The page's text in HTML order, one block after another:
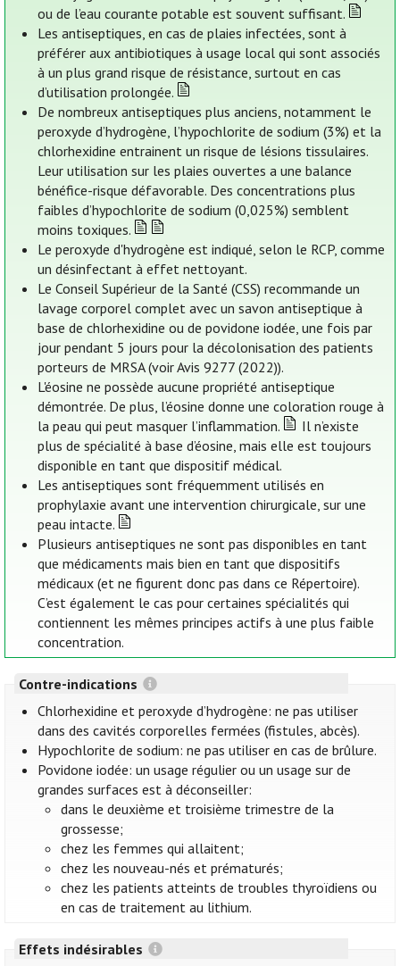
ou de l’eau courante potable est souvent suffisant.
Les antiseptiques, en cas de plaies infectées, sont à
préférer aux antibiotiques à usage local qui sont associés
à un plus grand risque de résistance, surtout en cas
d’utilisation prolongée.
De nombreux antiseptiques plus anciens, notamment le
peroxyde d’hydrogène, l’hypochlorite de sodium (3%) et la
chlorhexidine entrainent un risque de lésions tissulaires.
Leur utilisation sur les plaies ouvertes a une balance
bénéfice-risque défavorable. Des concentrations plus
faibles d’hypochlorite de sodium (0,025%) semblent
moins toxiques.
Le peroxyde d'hydrogène est indiqué, selon le RCP, comme
un désinfectant à effet nettoyant.
Le Conseil Supérieur de la Santé (CSS) recommande un
lavage corporel complet avec un savon antiseptique à
base de chlorhexidine ou de povidone iodée, une fois par
jour pendant 5 jours pour la décolonisation des patients
porteurs de MRSA (voir Avis 9277 (2022)).
L'éosine ne possède aucune propriété antiseptique
démontrée. De plus, l’éosine donne une coloration rouge à
la peau qui peut masquer l’inflammation.
Il n’existe
plus de spécialité à base d’éosine, mais elle est toujours
disponible en tant que dispositif médical.
Les antiseptiques sont fréquemment utilisés en
prophylaxie avant une intervention chirurgicale, sur une
peau intacte.
Plusieurs antiseptiques ne sont pas disponibles en tant
que médicaments mais bien en tant que dispositifs
médicaux (et ne figurent donc pas dans ce Répertoire).
C’est également le cas pour certaines spécialités qui
contiennent les mêmes principes actifs à une plus faible
concentration.
Contre-indications
Chlorhexidine et peroxyde d’hydrogène: ne pas utiliser
dans des cavités corporelles fermées (fistules, abcès).
Hypochlorite de sodium: ne pas utiliser en cas de brûlure.
Povidone iodée: un usage régulier ou un usage sur de
grandes surfaces est à déconseiller:
dans le deuxième et troisième trimestre de la
grossesse;
chez les femmes qui allaitent;
chez les nouveau-nés et prématurés;
chez les patients atteints de troubles thyroïdiens ou
en cas de traitement au lithium.
Effets indésirables